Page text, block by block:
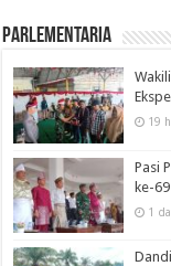
Parlementaria
19
Pasi
ke-69
1